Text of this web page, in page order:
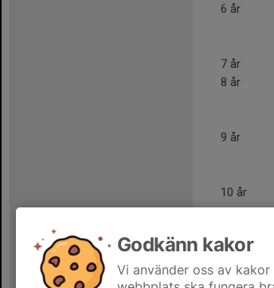
6 år
7 år
8 år
9 år
10 år
11 år +
Godkänn kakor
Vi använder oss av